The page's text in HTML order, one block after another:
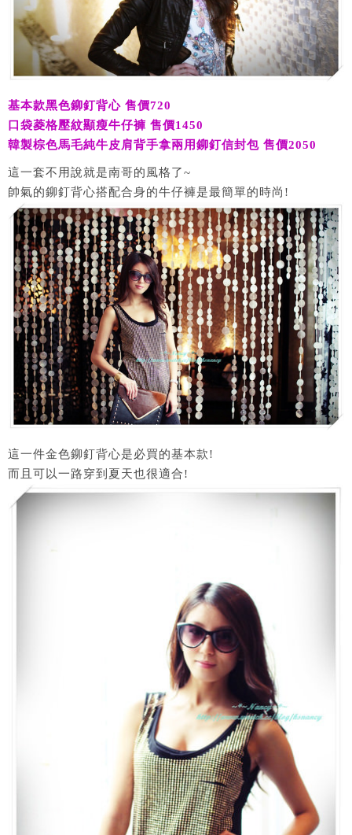
基本款黑色鉚釘背心 售價720
口袋菱格壓紋顯瘦牛仔褲 售價1450
韓製棕色馬毛純牛皮肩背手拿兩用鉚釘信封包 售價2050
這一套不用說就是南哥的風格了~
帥氣的鉚釘背心搭配合身的牛仔褲是最簡單的時尚!
這一件金色鉚釘背心是必買的基本款!
而且可以一路穿到夏天也很適合!